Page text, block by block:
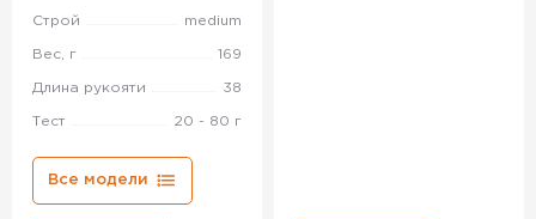
Строй medium
Вес, г 169
Длина рукояти 38
Тест 20 - 80 г
Все модели